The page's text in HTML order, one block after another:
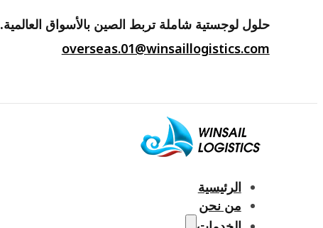
حلول لوجستية شاملة تربط الصين بالأسواق العالمية.
overseas.01@winsaillogistics.com
الرئيسية
من نحن